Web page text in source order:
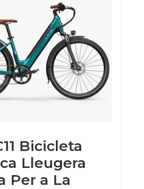
Bicicleta
Lleugera
Per a La